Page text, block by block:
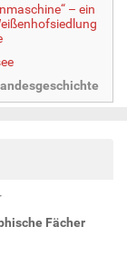
– ein
Fächer